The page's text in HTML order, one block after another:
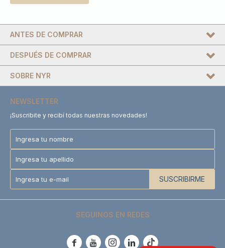
DESPUÉS DE COMPRAR
SOBRE NYR
ANTES DE COMPRAR
NEWSLETTER
¡Suscribite y recibí todas nuestras novedades!
SUSCRIBIRME
SEGUINOS EN REDES
    